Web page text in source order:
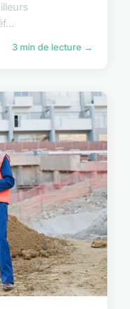
3 min de lecture →